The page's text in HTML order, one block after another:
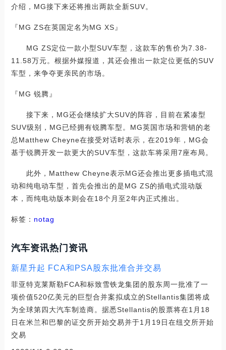
介绍，MG接下来还将推出两款全新SUV。
『MG ZS在英国定名为MG XS』
MG ZS定位一款小型SUV车型，这款车的售价为7.38-
11.58万元。根据外媒报道，其还会推出一款定位更低的SUV
车型，来争夺更亲民的市场。
『MG 锐腾』
接下来，MG还会继续扩大SUV的阵容，目前在紧凑型
SUV级别，MG已经拥有锐腾车型。MG英国市场和营销的老
总Matthew Cheyne在接受对话时表示，在2019年，MG会
基于锐腾开发一款更大的SUV车型，这款车将采用7座布局。
此外，Matthew Cheyne表示MG还会推出更多插电式混
动和纯电动车型，首先会推出的是MG ZS的插电式混动版
本，而纯电动版本则会在18个月至2年内正式推出。
标签： notag
汽车资讯热门资讯
新星升起 FCA和PSA股东批准合并交易
菲亚特克莱斯勒FCA和标致雪铁龙集团的股东周一批准了一
项价值520亿美元的巨型合并案拟成立的Stellantis集团将成
为全球第四大汽车制造商。据悉Stellantis的股票将在1月18
日在米兰和巴黎的证交所开始交易并于1月19日在纽交所开始
交易